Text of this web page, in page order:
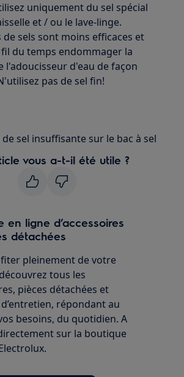
uniquement du sel spécial
et / ou le lave-linge.
sels sont moins efficaces et
du temps endommager la
l'adoucisseur d'eau de façon
pas de sel fin!
sel insuffisante sur le bac à sel
vous a-t-il été utile ?
en ligne d’accessoires
détachées
pleinement de votre
tous les
pièces détachées et
répondant au
besoins, du quotidien. A
sur la boutique